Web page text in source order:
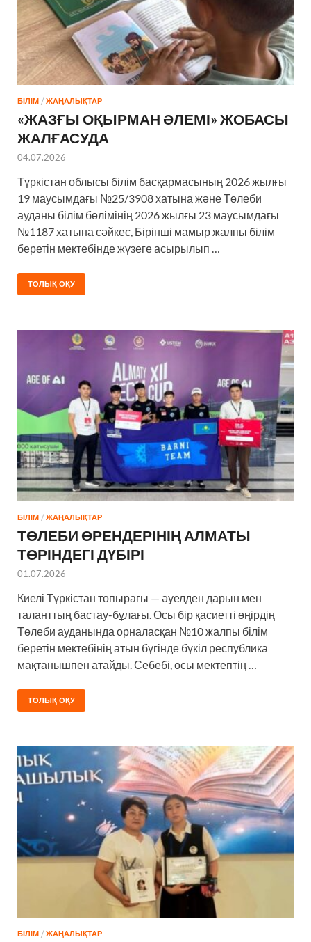
БІЛІМ / ЖАҢАЛЫҚТАР
«ЖАЗҒЫ ОҚЫРМАН ӘЛЕМІ» ЖОБАСЫ
ЖАЛҒАСУДА
04.07.2026
Түркістан облысы білім басқармасының 2026 жылғы
19 маусымдағы №25/3908 хатына және Төлеби
ауданы білім бөлімінің 2026 жылғы 23 маусымдағы
№1187 хатына сәйкес, Бірінші мамыр жалпы білім
беретін мектебінде жүзеге асырылып …
ТОЛЫҚ ОҚУ
БІЛІМ / ЖАҢАЛЫҚТАР
ТӨЛЕБИ ӨРЕНДЕРІНІҢ АЛМАТЫ
ТӨРІНДЕГІ ДҮБІРІ
01.07.2026
Киелі Түркістан топырағы — әуелден дарын мен
таланттың бастау-бұлағы. Осы бір қасиетті өңірдің
Төлеби ауданында орналасқан №10 жалпы білім
беретін мектебінің атын бүгінде бүкіл республика
мақтанышпен атайды. Себебі, осы мектептің …
ТОЛЫҚ ОҚУ
БІЛІМ / ЖАҢАЛЫҚТАР